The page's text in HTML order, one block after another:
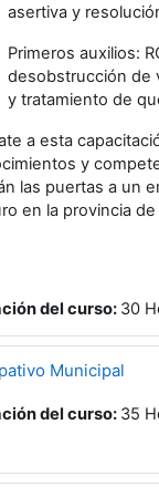
asertiva y
Primeros auxilios:
desobstrucción de
y tratamiento de
a esta
y
las puertas a un
en la provincia
del curso: 30
Municipal
del curso: 35